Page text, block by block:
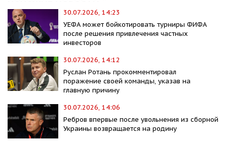
30.07.2026, 14:23
УЕФА может бойкотировать турниры ФИФА
после решения привлечения частных
инвесторов
30.07.2026, 14:12
Руслан Ротань прокомментировал
поражение своей команды, указав на
главную причину
30.07.2026, 14:06
Ребров впервые после увольнения из сборной
Украины возвращается на родину